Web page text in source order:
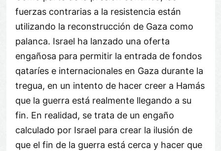
fuerzas contrarias a la resistencia están
utilizando la reconstrucción de Gaza como
palanca. Israel ha lanzado una oferta
engañosa para permitir la entrada de fondos
qataríes e internacionales en Gaza durante la
tregua, en un intento de hacer creer a Hamás
que la guerra está realmente llegando a su
fin. En realidad, se trata de un engaño
calculado por Israel para crear la ilusión de
que el fin de la guerra está cerca y hacer que